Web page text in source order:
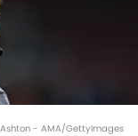
- AMA/GettyImages